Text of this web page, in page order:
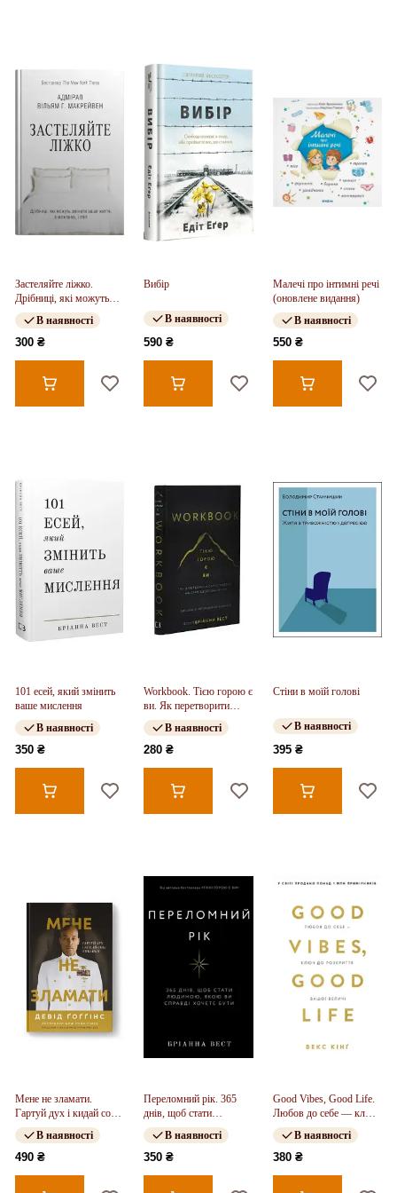
Застеляйте ліжко.
Дрібниці, які можуть
змінити ваше життя... і,
можливо, світ
В наявності
300 ₴
Вибір
В наявності
590 ₴
Малечі про інтимні речі
(оновлене видання)
В наявності
550 ₴
101 есей, який змінить
ваше мислення
В наявності
350 ₴
Workbook. Тією горою є
ви. Як перетворити
самосаботаж на
самовдосконалення
В наявності
280 ₴
Стіни в моїй голові
В наявності
395 ₴
Мене не зламати.
Гартуй дух і кидай собі
виклики
В наявності
490 ₴
Переломний рік. 365
днів, щоб стати
людиною, якою ви
справді хочете бути
В наявності
350 ₴
Good Vibes, Good Life.
Любов до себе — ключ
до розкриття вашої
величіВ наявності
380 ₴